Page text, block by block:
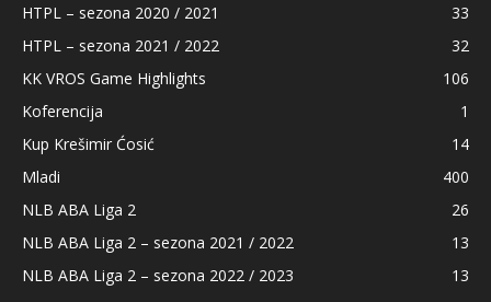
HTPL – sezona 2020 / 2021
33
HTPL – sezona 2021 / 2022
32
KK VROS Game Highlights
106
Koferencija
1
Kup Krešimir Ćosić
14
Mladi
400
NLB ABA Liga 2
26
NLB ABA Liga 2 – sezona 2021 / 2022
13
NLB ABA Liga 2 – sezona 2022 / 2023
13